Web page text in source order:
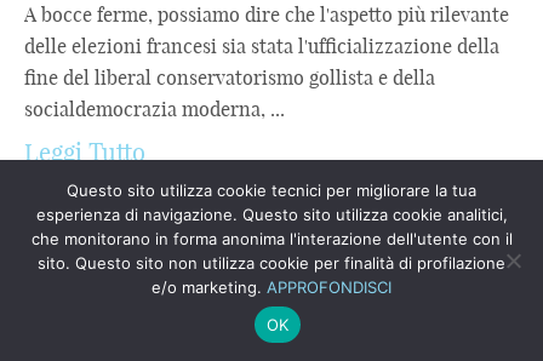
A bocce ferme, possiamo dire che l'aspetto più rilevante
delle elezioni francesi sia stata l'ufficializzazione della
fine del liberal conservatorismo gollista e della
socialdemocrazia moderna, ...
Leggi Tutto
CHE FARÀ MUSK ALLA CASA BIANCA?
IL GENIETTO DELLA LAMPADA O IL
LORD OF CHANGE?
Una premessa personale. Come secondo lavoro (non
Questo sito utilizza cookie tecnici per migliorare la tua
esperienza di navigazione. Questo sito utilizza cookie analitici,
che monitorano in forma anonima l'interazione dell'utente con il
sito. Questo sito non utilizza cookie per finalità di profilazione
e/o marketing. APPROFONDISCI
OK